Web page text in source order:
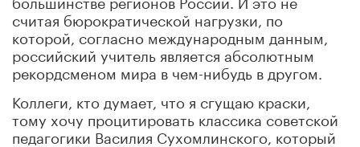
считая бюрократической нагрузки, по
которой, согласно международным данным,
российский учитель является абсолютным
рекордсменом мира в чем-нибудь в другом.
Коллеги, кто думает, что я сгущаю краски,
тому хочу процитировать классика советской
педагогики Василия Сухомлинского, который